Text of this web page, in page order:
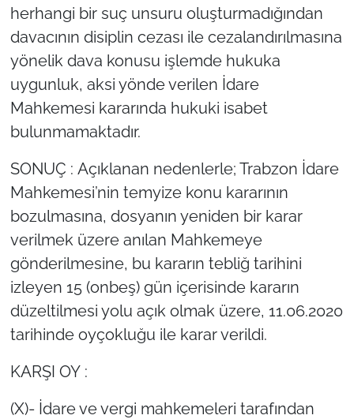
herhangi bir suç unsuru oluşturmadığından
davacının disiplin cezası ile cezalandırılmasına
yönelik dava konusu işlemde hukuka
uygunluk, aksi yönde verilen İdare
Mahkemesi kararında hukuki isabet
bulunmamaktadır.
SONUÇ : Açıklanan nedenlerle; Trabzon İdare
Mahkemesi’nin temyize konu kararının
bozulmasına, dosyanın yeniden bir karar
verilmek üzere anılan Mahkemeye
gönderilmesine, bu kararın tebliğ tarihini
izleyen 15 (onbeş) gün içerisinde kararın
düzeltilmesi yolu açık olmak üzere, 11.06.2020
tarihinde oyçokluğu ile karar verildi.
KARŞI OY :
(X)- İdare ve vergi mahkemeleri tarafından